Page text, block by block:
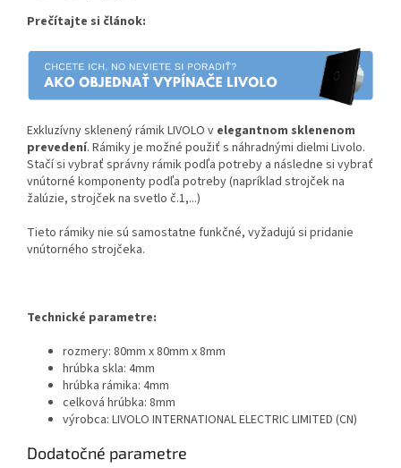
Prečítajte si článok:
Exkluzívny sklenený rámik LIVOLO v elegantnom sklenenom
prevedení. Rámiky je možné použiť s náhradnými dielmi Livolo.
Stačí si vybrať správny rámik podľa potreby a následne si vybrať
vnútorné komponenty podľa potreby (napríklad strojček na
žalúzie, strojček na svetlo č.1,...)
Tieto rámiky nie sú samostatne funkčné, vyžadujú si pridanie
vnútorného strojčeka.
Technické parametre:
rozmery: 80mm x 80mm x 8mm
hrúbka skla: 4mm
hrúbka rámika: 4mm
celková hrúbka: 8mm
výrobca: LIVOLO INTERNATIONAL ELECTRIC LIMITED (CN)
Dodatočné parametre